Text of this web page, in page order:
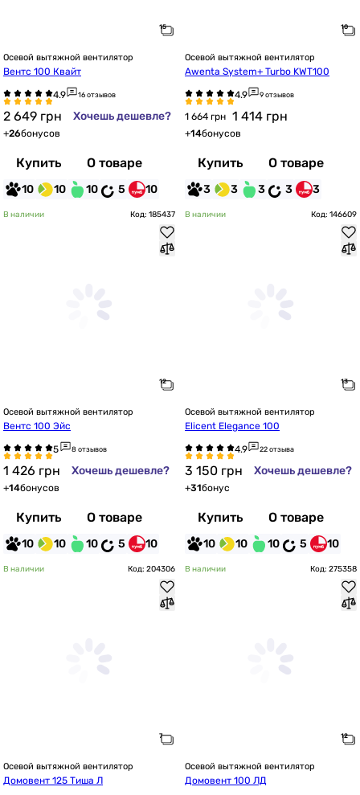
Осевой вытяжной вентилятор
Вентс 100 Квайт
16 отзывов
2 649 грн Хочешь дешевле?
+26бонусов
Купить О товаре
10 10 10 5 10
Осевой вытяжной вентилятор
Awenta System+ Turbo KWT100
9 отзывов
1 664 грн 1 414 грн
+14бонусов
Купить О товаре
3 3 3 3 3
В наличии Код: 185437
Осевой вытяжной вентилятор
Вентс 100 Эйс
8 отзывов
1 426 грн Хочешь дешевле?
+14бонусов
Купить О товаре
10 10 10 5 10
В наличии Код: 146609
Осевой вытяжной вентилятор
Elicent Elegance 100
22 отзыва
3 150 грн Хочешь дешевле?
+31бонус
Купить О товаре
10 10 10 5 10
В наличии Код: 204306
Осевой вытяжной вентилятор
Домовент 125 Тиша Л
В наличии Код: 275358
Осевой вытяжной вентилятор
Домовент 100 ЛД